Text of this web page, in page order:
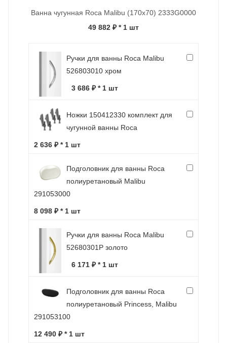
Ванна чугунная Roca Malibu (170х70) 2333G0000
49 882 ₽ * 1 шт
Ручки для ванны Roca Malibu
526803010 хром
3 686 ₽ * 1 шт
Ножки 150412330 комплект для
чугунной ванны Roca
2 636 ₽ * 1 шт
Подголовник для ванны Roca
полиуретановый Malibu
291053000
8 098 ₽ * 1 шт
Ручки для ванны Roca Malibu
52680301P золото
6 171 ₽ * 1 шт
Подголовник для ванны Roca
полиуретановый Princess, Malibu
291053100
12 490 ₽ * 1 шт